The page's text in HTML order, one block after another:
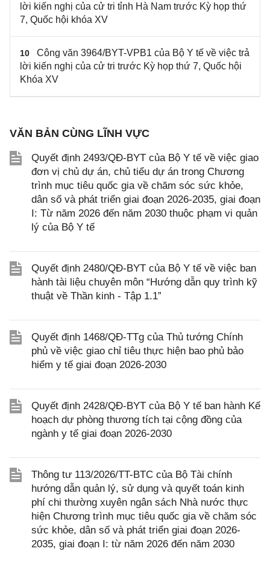
lời kiến nghị của cử tri tỉnh Hà Nam trước Kỳ họp thứ
7, Quốc hội khóa XV
10
Công văn 3964/BYT-VPB1 của Bộ Y tế về việc trả
lời kiến nghị của cử tri trước Kỳ họp thứ 7, Quốc hội
Khóa XV
VĂN BẢN CÙNG LĨNH VỰC
Quyết định 2493/QĐ-BYT của Bộ Y tế về việc giao
đơn vị chủ dự án, chủ tiểu dự án trong Chương
trình mục tiêu quốc gia về chăm sóc sức khỏe,
dân số và phát triển giai đoạn 2026-2035, giai đoạn
I: Từ năm 2026 đến năm 2030 thuộc phạm vi quản
lý của Bộ Y tế
Quyết định 2480/QĐ-BYT của Bộ Y tế về việc ban
hành tài liệu chuyên môn “Hướng dẫn quy trình kỹ
thuật về Thần kinh - Tập 1.1”
Quyết định 1468/QĐ-TTg của Thủ tướng Chính
phủ về việc giao chỉ tiêu thực hiện bao phủ bảo
hiểm y tế giai đoạn 2026-2030
Quyết định 2428/QĐ-BYT của Bộ Y tế ban hành Kế
hoạch dự phòng thương tích tại cộng đồng của
ngành y tế giai đoạn 2026-2030
Thông tư 113/2026/TT-BTC của Bộ Tài chính
hướng dẫn quản lý, sử dụng và quyết toán kinh
phí chi thường xuyên ngân sách Nhà nước thực
hiện Chương trình mục tiêu quốc gia về chăm sóc
sức khỏe, dân số và phát triển giai đoạn 2026-
2035, giai đoạn I: từ năm 2026 đến năm 2030